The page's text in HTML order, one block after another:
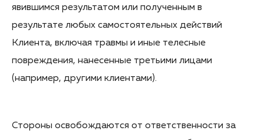
явившимся результатом или полученным в
результате любых самостоятельных действий
Клиента, включая травмы и иные телесные
повреждения, нанесенные третьими лицами
(например, другими клиентами).
Стороны освобождаются от ответственности за